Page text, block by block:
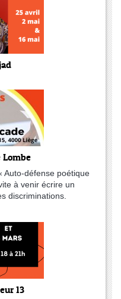
Lombe
Auto-défense poétique
à venir écrire un
discriminations.
13